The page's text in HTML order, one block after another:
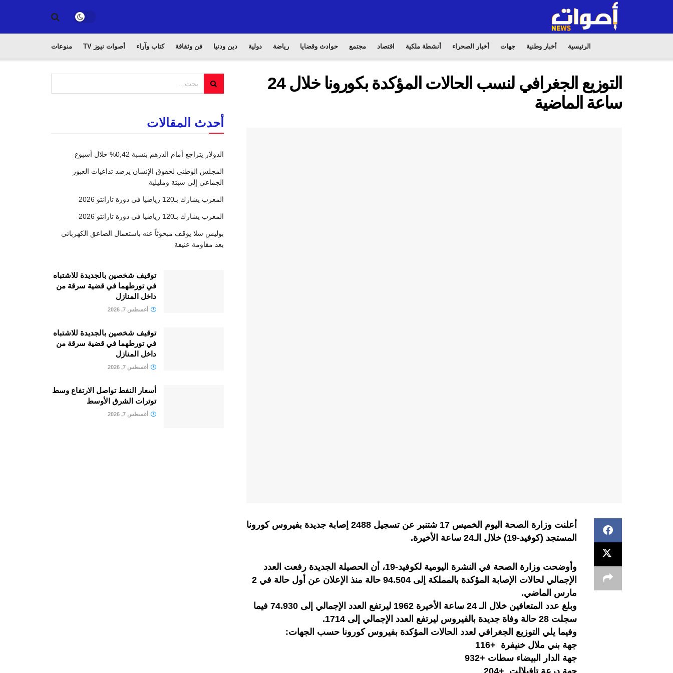
الرئيسية أخبار وطنية جهات أخبار الصحراء أنشطة ملكية اقتصاد مجتمع حوادث وقضايا رياضة دولية دين ودنيا فن وثقافة كتاب وآراء أصوات نيوز TV منوعات
التوزيع الجغرافي لنسب الحالات المؤكدة بكورونا خلال 24
ساعة الماضية
أعلنت وزارة الصحة اليوم الخميس 17 شتنبر عن تسجيل 2488 إصابة جديدة بفيروس كورونا
المستجد (كوفيد-19) خلال الـ24 ساعة الأخيرة.
وأوضحت وزارة الصحة في النشرة اليومية لكوفيد-19، أن الحصيلة الجديدة رفعت العدد
الإجمالي لحالات الإصابة المؤكدة بالمملكة إلى 94.504 حالة منذ الإعلان عن أول حالة في 2
مارس الماضي.
وبلغ عدد المتعافين خلال الـ 24 ساعة الأخيرة 1962 ليرتفع العدد الإجمالي إلى 74.930 فيما
سجلت 28 حالة وفاة جديدة بالفيروس ليرتفع العدد الإجمالي إلى 1714.
وفيما يلي التوزيع الجغرافي لعدد الحالات المؤكدة بفيروس كورونا حسب الجهات:
جهة بني ملال خنيفرة +116
جهة الدار البيضاء سطات +932
جهة درعة تافيلالت +204
أحدث المقالات
الدولار يتراجع أمام الدرهم بنسبة 0,42% خلال أسبوع
المجلس الوطني لحقوق الإنسان يرصد تداعيات العبور
الجماعي إلى سبتة ومليلية
المغرب يشارك بـ120 رياضيا في دورة تارانتو 2026
المغرب يشارك بـ120 رياضيا في دورة تارانتو 2026
بوليس سلا يوقف مبحوثاً عنه باستعمال الصاعق الكهربائي
بعد مقاومة عنيفة
توقيف شخصين بالجديدة للاشتباه
في تورطهما في قضية سرقة من
داخل المنازل
أغسطس 7, 2026
توقيف شخصين بالجديدة للاشتباه
في تورطهما في قضية سرقة من
داخل المنازل
أغسطس 7, 2026
أسعار النفط تواصل الارتفاع وسط
توترات الشرق الأوسط
أغسطس 7, 2026